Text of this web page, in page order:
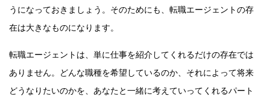
うになっておきましょう。そのためにも、転職エージェントの存
在は大きなものになります。
転職エージェントは、単に仕事を紹介してくれるだけの存在では
ありません。どんな職種を希望しているのか、それによって将来
どうなりたいのかを、あなたと一緒に考えていってくれるパート